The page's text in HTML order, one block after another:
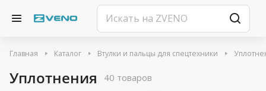
Главная Каталог Втулки и пальцы для спецтехники
Уплотнения 40 товаров